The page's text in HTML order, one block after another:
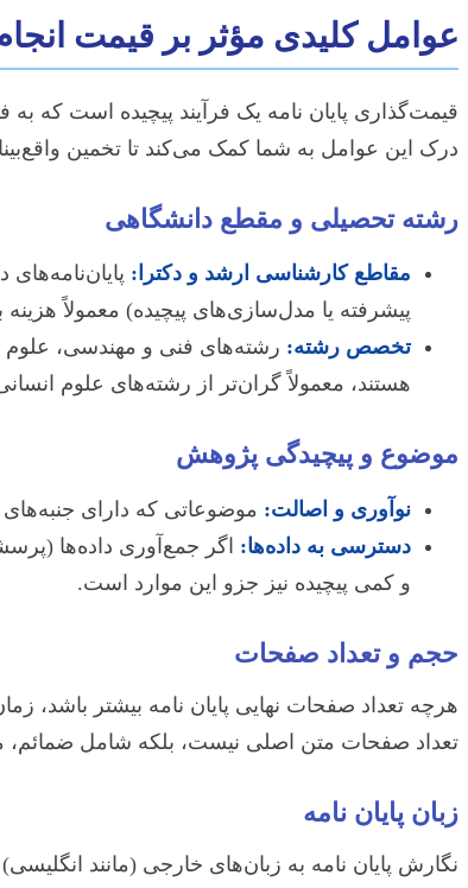
عوامل کلیدی مؤثر بر قیمت انجام
قیمت‌گذاری پایان نامه یک فرآیند پیچیده است که
درک این عوامل به شما کمک می‌کند تا تخمین
رشته تحصیلی و مقطع دانشگاهی
مقاطع کارشناسی ارشد و دکترا:
پیشرفته یا مدل‌سازی‌های پیچیده) معمولاً
تخصص رشته: رشته‌های فنی و مهندسی، علوم
هستند، معمولاً گران‌تر از رشته‌های علوم
موضوع و پیچیدگی پژوهش
نوآوری و اصالت: موضوعاتی که دارای جنبه‌های
دسترسی به داده‌ها: اگر جمع‌آوری داده‌ها
و کمی پیچیده نیز جزو این موارد است.
حجم و تعداد صفحات
هرچه تعداد صفحات نهایی پایان نامه بیشتر باشد،
تعداد صفحات متن اصلی نیست، بلکه شامل
زبان پایان نامه
نگارش پایان نامه به زبان‌های خارجی (مانند